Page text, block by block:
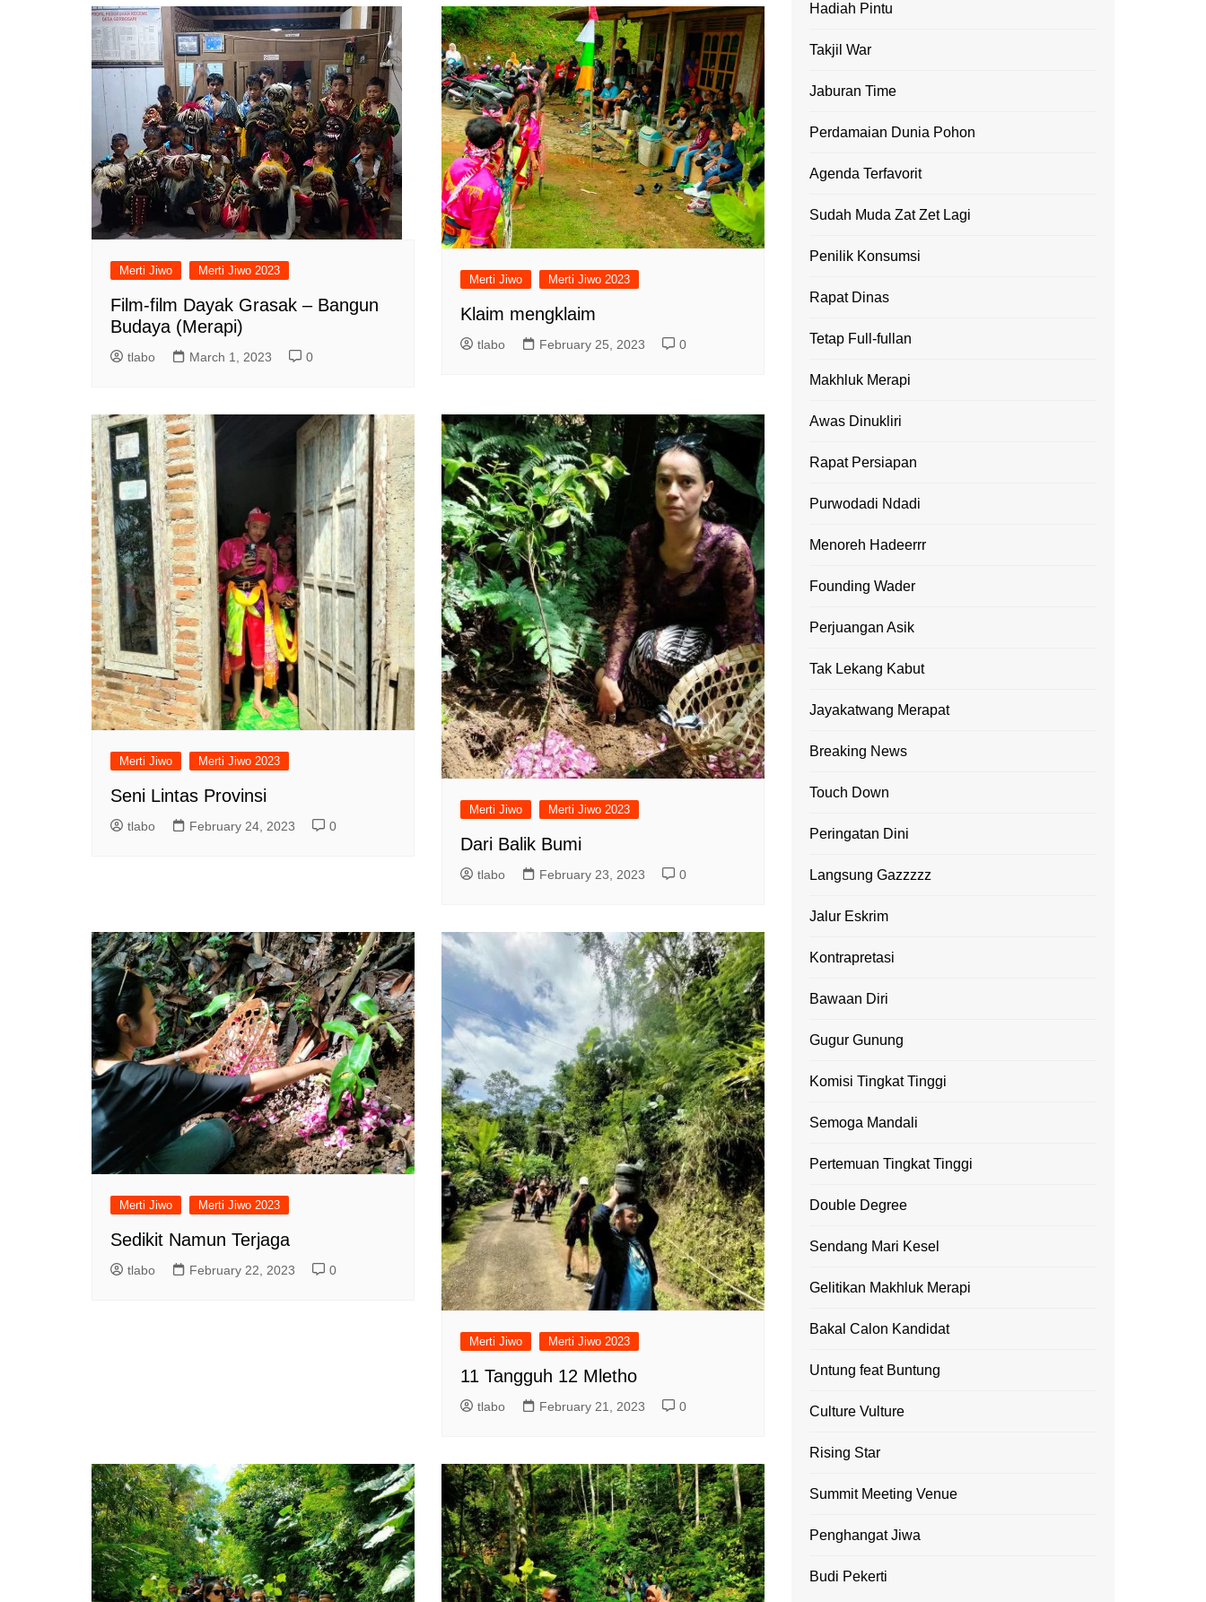
Merti Jiwo Merti Jiwo 2023
Film-film Dayak Grasak – Bangun
Budaya (Merapi)
tlabo March 1, 2023 0
Merti Jiwo Merti Jiwo 2023
Klaim mengklaim
tlabo February 25, 2023 0
Merti Jiwo Merti Jiwo 2023
Seni Lintas Provinsi
tlabo February 24, 2023 0
Merti Jiwo Merti Jiwo 2023
Dari Balik Bumi
tlabo February 23, 2023 0
Merti Jiwo Merti Jiwo 2023
Sedikit Namun Terjaga
tlabo February 22, 2023 0
Merti Jiwo Merti Jiwo 2023
11 Tangguh 12 Mletho
tlabo February 21, 2023 0
Hadiah Pintu
Takjil War
Jaburan Time
Perdamaian Dunia Pohon
Agenda Terfavorit
Sudah Muda Zat Zet Lagi
Penilik Konsumsi
Rapat Dinas
Tetap Full-fullan
Makhluk Merapi
Awas Dinukliri
Rapat Persiapan
Purwodadi Ndadi
Menoreh Hadeerrr
Founding Wader
Perjuangan Asik
Tak Lekang Kabut
Jayakatwang Merapat
Breaking News
Touch Down
Peringatan Dini
Langsung Gazzzzz
Jalur Eskrim
Kontrapretasi
Bawaan Diri
Gugur Gunung
Komisi Tingkat Tinggi
Semoga Mandali
Pertemuan Tingkat Tinggi
Double Degree
Sendang Mari Kesel
Gelitikan Makhluk Merapi
Bakal Calon Kandidat
Untung feat Buntung
Culture Vulture
Rising Star
Summit Meeting Venue
Penghangat Jiwa
Budi Pekerti